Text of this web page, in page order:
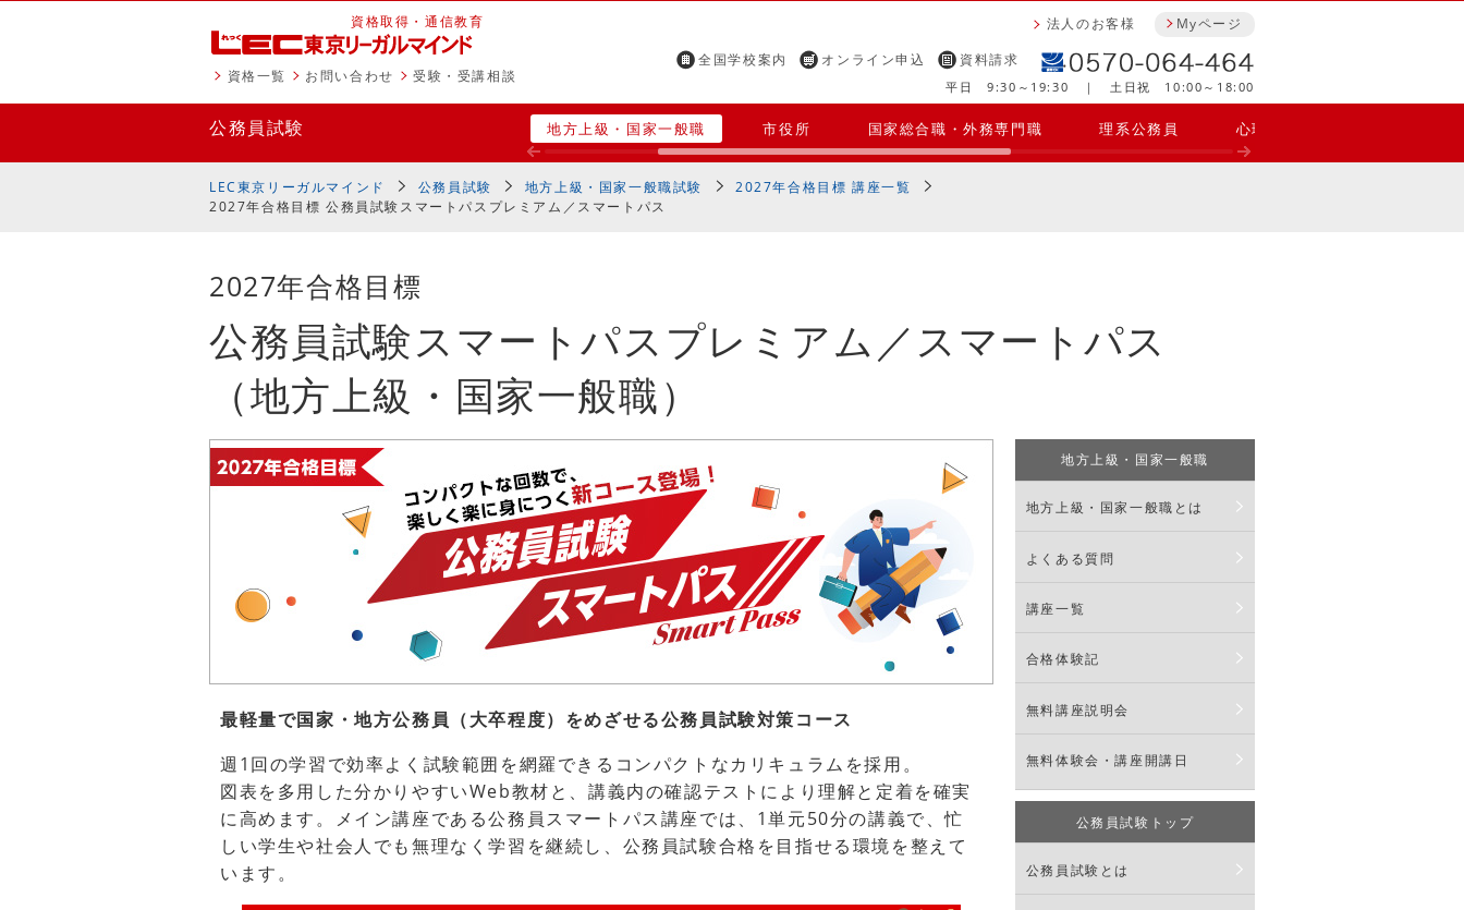
資格取得・通信教育
資格一覧 お問い合わせ 受験・受講相談
全国学校案内 オンライン申込 資料請求
Myページ
法人のお客様
平日 9:30～19:30 ｜ 土日祝 10:00～18:00
公務員試験 地方上級・国家一般職 市役所 国家総合職・外務専門職 理系公務員 心理福祉系公務員
LEC東京リーガルマインド 公務員試験 地方上級・国家一般職試験
2027年合格目標 講座一覧
2027年合格目標 公務員試験スマートパスプレミアム／スマートパス
2027年合格目標
公務員試験スマートパスプレミアム／スマートパス
（地方上級・国家一般職）
最軽量で国家・地方公務員（大卒程度）をめざせる公務員試験対策コース
週1回の学習で効率よく試験範囲を網羅できるコンパクトなカリキュラムを採用。
図表を多用した分かりやすいWeb教材と、講義内の確認テストにより理解と定着を確実
に高めます。メイン講座である公務員スマートパス講座では、1単元50分の講義で、忙
しい学生や社会人でも無理なく学習を継続し、公務員試験合格を目指せる環境を整えて
います。
地方上級・国家一般職
地方上級・国家一般職とは
よくある質問
講座一覧
合格体験記
無料講座説明会
無料体験会・講座開講日
公務員試験トップ
公務員試験とは